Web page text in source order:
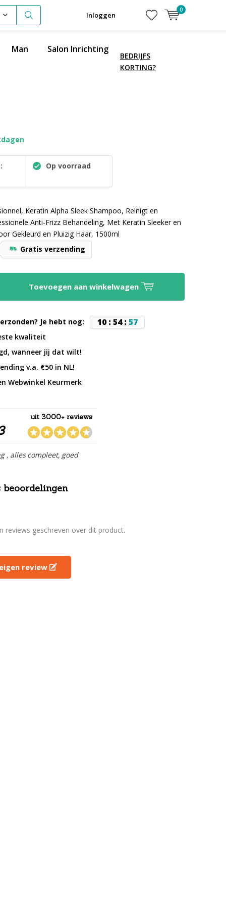
Inloggen
0
Man Salon Inrichting
BEDRIJFS
KORTING?
Op voorraad
Keratin Alpha Sleek Shampoo, Reinigt en
Anti-Frizz Behandeling, Met Keratin Sleeker en
Gekleurd en Pluizig Haar, 1500ml
Gratis verzending
Toevoegen aan winkelwagen
Je hebt nog: 10: 54: 56
kwaliteit
wanneer jij dat wilt!
v.a. €50 in NL!
Webwinkel Keurmerk
uit 3000+ reviews
, alles compleet, goed
beoordelingen
reviews geschreven over dit product.
review